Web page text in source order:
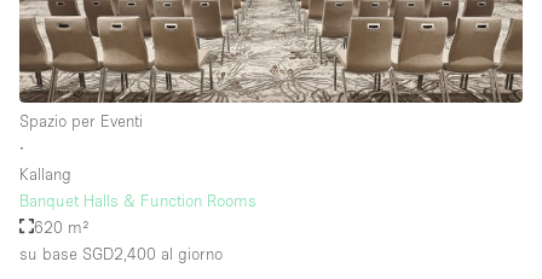
Piano/Accesso
Piano terra su strada
Centro commerciale
Spazio per Eventi
∙
Kallang
Banquet Halls & Function Rooms
620 m²
su base SGD2,400 al giorno